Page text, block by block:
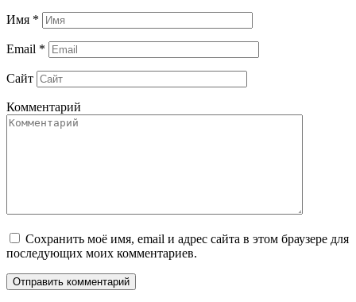
Имя *
Email *
Сайт
Комментарий
Сохранить моё имя, email и адрес сайта в этом браузере для
последующих моих комментариев.